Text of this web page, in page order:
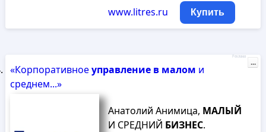
www.litres.ru Купить
«Корпоративноеуправление в малом и
среднем...»
Анатолий Анимица, МАЛЫЙ
И СРЕДНИЙ БИЗНЕС.
Реклама
...